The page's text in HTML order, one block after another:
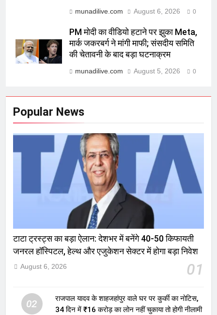
munadilive.com August 6, 2026 0
PM मोदी का वीडियो हटाने पर झुका Meta,
मार्क जकरबर्ग ने मांगी माफी; संसदीय समिति
की चेतावनी के बाद बड़ा घटनाक्रम
munadilive.com August 5, 2026 0
Popular News
टाटा ट्रस्ट्स का बड़ा ऐलान: देशभर में बनेंगे 40-50 किफायती
जनरल हॉस्पिटल, हेल्थ और एजुकेशन सेक्टर में होगा बड़ा निवेश
01
August 6, 2026
02
राजपाल यादव के शाहजहांपुर वाले घर पर कुर्की का नोटिस,
34 दिन में ₹16 करोड़ का लोन नहीं चुकाया तो होगी नीलामी